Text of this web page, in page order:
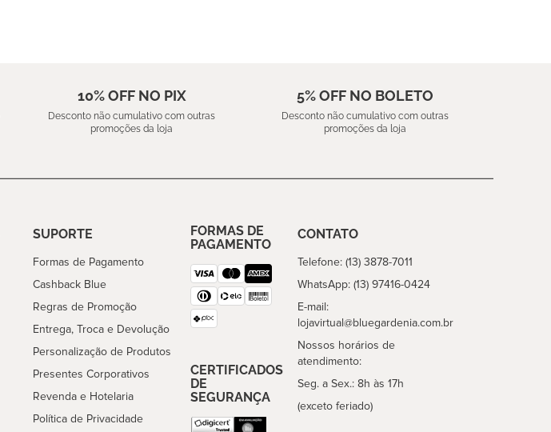
10% OFF NO PIX
Desconto não cumulativo com outras
promoções da loja
5% OFF NO BOLETO
Desconto não cumulativo com outras
promoções da loja
SUPORTE
Formas de Pagamento
Cashback Blue
Regras de Promoção
Entrega, Troca e Devolução
Personalização de Produtos
Presentes Corporativos
Revenda e Hotelaria
Política de Privacidade
FORMAS DE
PAGAMENTO
CERTIFICADOS
DE
SEGURANÇA
CONTATO
Telefone: (13) 3878-7011
WhatsApp: (13) 97416-0424
E-mail:
lojavirtual@bluegardenia.com.br
Nossos horários de
atendimento:
Seg. a Sex.: 8h às 17h
(exceto feriado)